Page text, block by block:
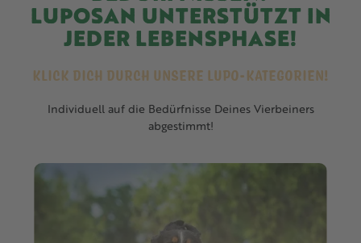
LUPOSAN UNTERSTÜTZT IN
JEDER LEBENSPHASE!
KLICK DICH DURCH UNSERE LUPO-KATEGORIEN!
Individuell auf die Bedürfnisse Deines Vierbeiners
abgestimmt!